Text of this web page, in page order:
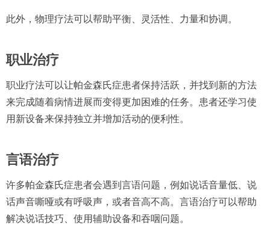
此外，物理疗法可以帮助平衡、灵活性、力量和协调。
职业治疗
职业疗法可以让帕金森氏症患者保持活跃，并找到新的方法
来完成随着病情进展而变得更加困难的任务。患者还学习使
用新设备来保持独立并增加活动的便利性。
言语治疗
许多帕金森氏症患者会遇到言语问题，例如说话音量低、说
话声音嘶哑或有呼吸声，或者音高不高。言语治疗可以帮助
解决说话技巧、使用辅助设备和吞咽问题。